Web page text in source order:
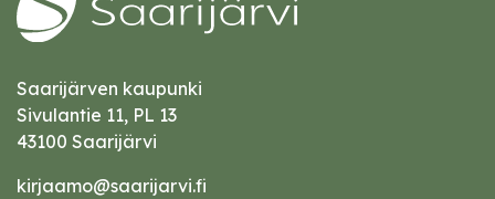
Saarijärven kaupunki
Sivulantie 11, PL 13
43100 Saarijärvi
kirjaamo@saarijarvi.fi